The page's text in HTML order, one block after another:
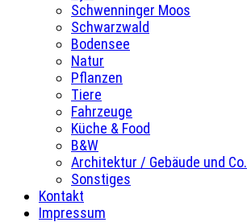
Schwenninger Moos
Schwarzwald
Bodensee
Natur
Pflanzen
Tiere
Fahrzeuge
Küche & Food
B&W
Architektur / Gebäude und Co.
Sonstiges
Kontakt
Impressum